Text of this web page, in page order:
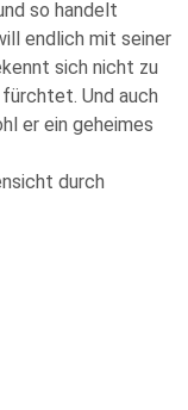
so handelt
endlich mit seiner
sich nicht zu
Und auch
er ein geheimes
durch